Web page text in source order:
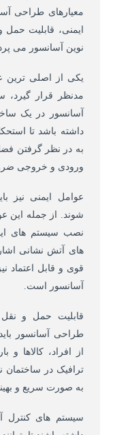
معیارهای طراحی
ایمنی، قابلیت
نوین آسانسور می
یکی از اصلی ترین
مدنظر قرار گیرد،
آسانسور در یک
داشته باشد تا
به در نظر گرفتن
ورودی و خروجی
عوامل ایمنی نیز
شوند. از جمله این
نصب سیستم های
های آتش نشانی
قوی و قابل اعتماد
آسانسور است.
قابلیت حمل و نقل
طراحی آسانسور
از افراد، کالاها
ترافیک در ساختمان
به صورت سریع و
سیستم های کنترل